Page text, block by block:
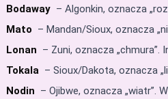
Bodaway – Algonkin, oznacza
Mato – Mandan/Sioux, oznacza
Lonan – Zuni, oznacza „chmura”.
Tokala – Sioux/Dakota, oznacza
Nodin – Ojibwe, oznacza „wiatr”.